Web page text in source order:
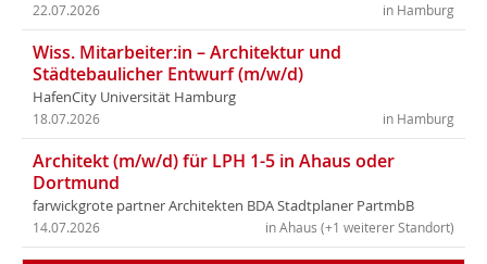
in Hamburg
22.07.2026
Wiss. Mitarbeiter:in – Architektur und
Städtebaulicher Entwurf (m/w/d)
HafenCity Universität Hamburg
in Hamburg
18.07.2026
Architekt (m/w/d) für LPH 1-5 in Ahaus oder
Dortmund
farwickgrote partner Architekten BDA Stadtplaner PartmbB
in Ahaus (+1 weiterer Standort)
14.07.2026